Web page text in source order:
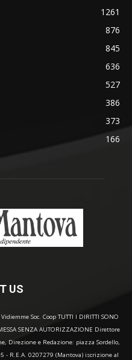
1261
876
845
636
527
386
373
166
US
Soc. Coop TUTTI I DIRITTI SONO
SENZA AUTORIZZAZIONE Direttore
Direzione e Redazione: piazza Sordello,
- R.E.A. 0207279 (Mantova) iscrizione al